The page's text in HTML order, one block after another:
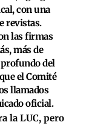
con una
revistas.
las firmas
más de
del
el Comité
llamados
oficial.
la LUC, pero